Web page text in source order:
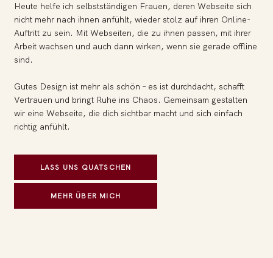
Heute helfe ich selbstständigen Frauen, deren Webseite sich
nicht mehr nach ihnen anfühlt, wieder stolz auf ihren Online-
Auftritt zu sein. Mit Webseiten, die zu ihnen passen, mit ihrer
Arbeit wachsen und auch dann wirken, wenn sie gerade offline
sind.
Gutes Design ist mehr als schön – es ist durchdacht, schafft
Vertrauen und bringt Ruhe ins Chaos. Gemeinsam gestalten
wir eine Webseite, die dich sichtbar macht und sich einfach
richtig anfühlt.
LASS UNS QUATSCHEN
MEHR ÜBER MICH